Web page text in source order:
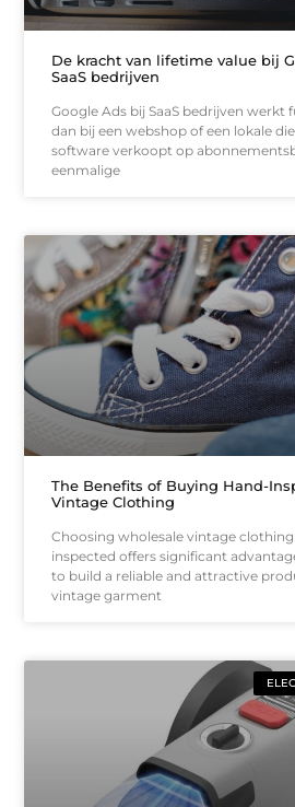
De kracht van lifetime value bij
SaaS bedrijven
Google Ads bij SaaS bedrijven werkt
dan bij een webshop of een lokale
software verkoopt op
eenmalige
The Benefits of Buying Hand-
Vintage Clothing
Choosing wholesale vintage
inspected offers significant
to build a reliable and attractive
vintage garment